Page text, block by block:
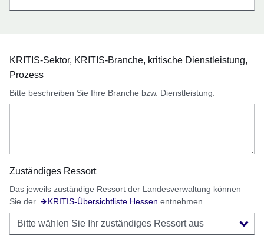
KRITIS-Sektor, KRITIS-Branche, kritische Dienstleistung,
Prozess
Bitte beschreiben Sie Ihre Branche bzw. Dienstleistung.
Zuständiges Ressort
Das jeweils zuständige Ressort der Landesverwaltung können
Sie der
KRITIS-Übersichtliste Hessen
Öffnet sich in einem neuen Fensterentnehmen.